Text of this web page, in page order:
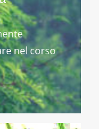
nel corso